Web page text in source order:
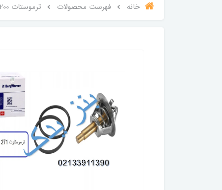
خانه فهرست محصولات ترموستات C200/SLK200/CLK200/E200